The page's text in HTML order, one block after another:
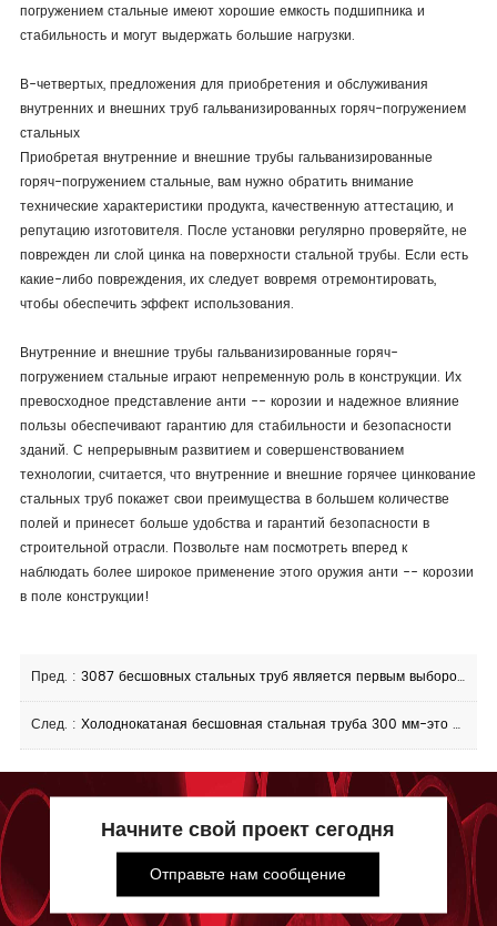
погружением стальные имеют хорошие емкость подшипника и
стабильность и могут выдержать большие нагрузки.
В-четвертых, предложения для приобретения и обслуживания
внутренних и внешних труб гальванизированных горяч-погружением
стальных
Приобретая внутренние и внешние трубы гальванизированные
горяч-погружением стальные, вам нужно обратить внимание
технические характеристики продукта, качественную аттестацию, и
репутацию изготовителя. После установки регулярно проверяйте, не
поврежден ли слой цинка на поверхности стальной трубы. Если есть
какие-либо повреждения, их следует вовремя отремонтировать,
чтобы обеспечить эффект использования.
Внутренние и внешние трубы гальванизированные горяч-
погружением стальные играют непременную роль в конструкции. Их
превосходное представление анти -- корозии и надежное влияние
пользы обеспечивают гарантию для стабильности и безопасности
зданий. С непрерывным развитием и совершенствованием
технологии, считается, что внутренние и внешние горячее цинкование
стальных труб покажет свои преимущества в большем количестве
полей и принесет больше удобства и гарантий безопасности в
строительной отрасли. Позвольте нам посмотреть вперед к
наблюдать более широкое применение этого оружия анти -- корозии
в поле конструкции!
Пред. : 3087 бесшовных стальных труб является первым выбором для высококачественных труб
След. : Холоднокатаная бесшовная стальная труба 300 мм-это прецизионный выбор современной промышленности.
Начните свой проект сегодня
Отправьте нам сообщение